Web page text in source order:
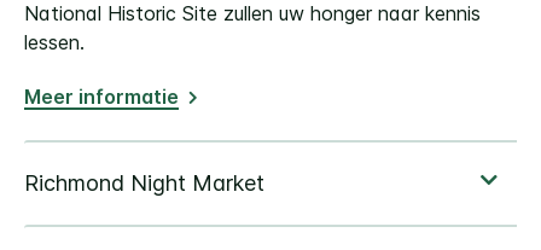
National Historic Site zullen uw honger naar kennis
lessen.
Meer informatie